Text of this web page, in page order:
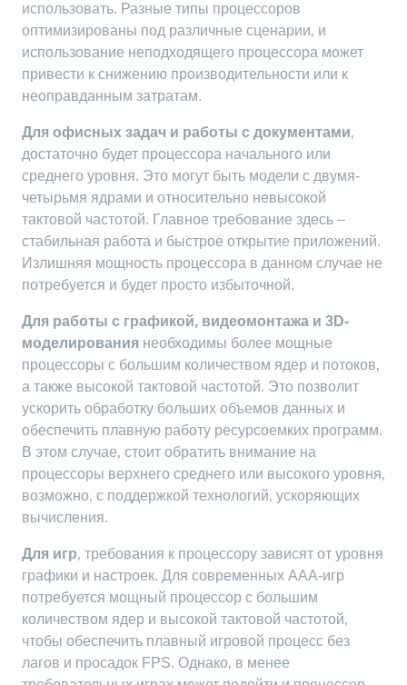
использовать. Разные типы процессоров
оптимизированы под различные сценарии‚ и
использование неподходящего процессора может
привести к снижению производительности или к
неоправданным затратам.
Для офисных задач и работы с документами‚
достаточно будет процессора начального или
среднего уровня. Это могут быть модели с двумя-
четырьмя ядрами и относительно невысокой
тактовой частотой. Главное требование здесь –
стабильная работа и быстрое открытие приложений.
Излишняя мощность процессора в данном случае не
потребуется и будет просто избыточной.
Для работы с графикой‚ видеомонтажа и 3D-
моделирования необходимы более мощные
процессоры с большим количеством ядер и потоков‚
а также высокой тактовой частотой. Это позволит
ускорить обработку больших объемов данных и
обеспечить плавную работу ресурсоемких программ.
В этом случае‚ стоит обратить внимание на
процессоры верхнего среднего или высокого уровня‚
возможно‚ с поддержкой технологий‚ ускоряющих
вычисления.
Для игр‚ требования к процессору зависят от уровня
графики и настроек. Для современных AAA-игр
потребуется мощный процессор с большим
количеством ядер и высокой тактовой частотой‚
чтобы обеспечить плавный игровой процесс без
лагов и просадок FPS. Однако‚ в менее